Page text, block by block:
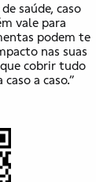
saúde, caso
vale para
podem te
nas suas
cobrir tudo
a caso.”